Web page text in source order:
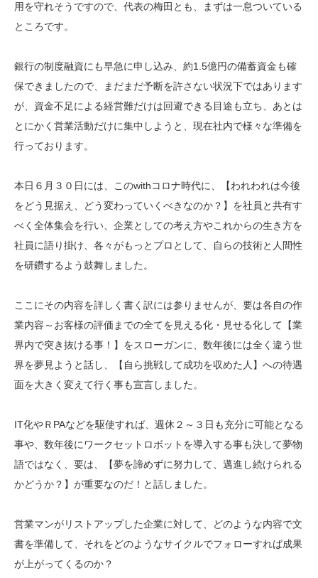
用を守れそうですので、代表の梅田とも、まずは一息ついている
ところです。
銀行の制度融資にも早急に申し込み、約1.5億円の備蓄資金も確
保できましたので、まだまだ予断を許さない状況下ではあります
が、資金不足による経営難だけは回避できる目途も立ち、あとは
とにかく営業活動だけに集中しようと、現在社内で様々な準備を
行っております。
本日６月３０日には、このwithコロナ時代に、【われわれは今後
をどう見据え、どう変わっていくべきなのか？】を社員と共有す
べく全体集会を行い、企業としての考え方やこれからの生き方を
社員に語り掛け、各々がもっとプロとして、自らの技術と人間性
を研鑽するよう鼓舞しました。
ここにその内容を詳しく書く訳には参りませんが、要は各自の作
業内容～お客様の評価までの全てを見える化・見せる化して【業
界内で突き抜ける事！】をスローガンに、数年後には全く違う世
界を夢見ようと話し、【自ら挑戦して成功を収めた人】への待遇
面を大きく変えて行く事も宣言しました。
IT化やＲPAなどを駆使すれば、週休２～３日も充分に可能となる
事や、数年後にワークセットロボットを導入する事も決して夢物
語ではなく、要は、【夢を諦めずに努力して、邁進し続けられる
かどうか？】が重要なのだ！と話しました。
営業マンがリストアップした企業に対して、どのような内容で文
書を準備して、それをどのようなサイクルでフォローすれば成果
が上がってくるのか？